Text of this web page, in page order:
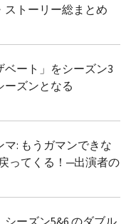
ストーリー総まとめ
ート」をシーズン3
ーズンとなる
: もうガマンできな
ってくる！─出演者の
シーズン5&6 のダブル